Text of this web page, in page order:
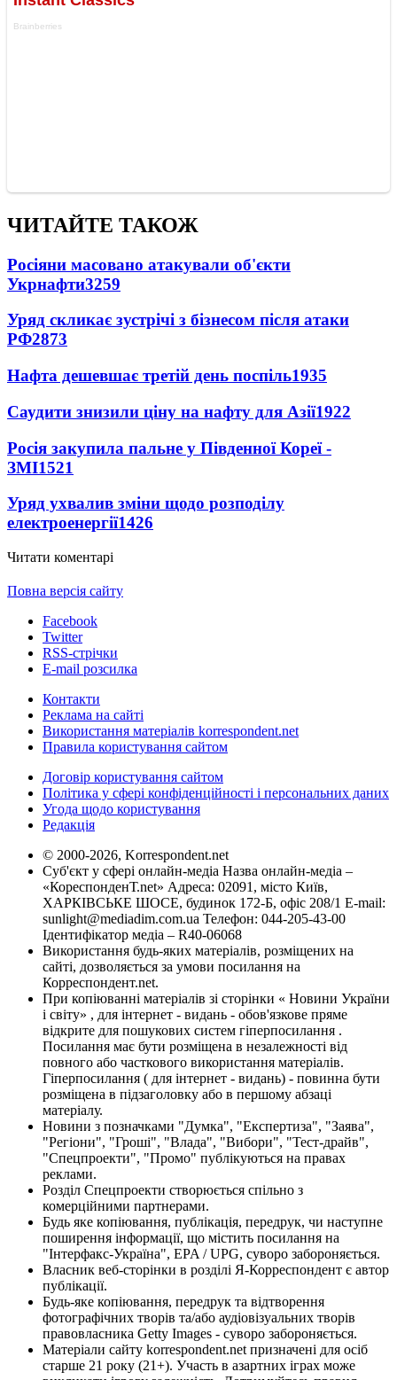
ЧИТАЙТЕ ТАКОЖ
Росіяни масовано атакували об'єкти
Укрнафти3259
Уряд скликає зустрічі з бізнесом після атаки
РФ2873
Нафта дешевшає третій день поспіль1935
Саудити знизили ціну на нафту для Азії1922
Росія закупила пальне у Південної Кореї -
ЗМІ1521
Уряд ухвалив зміни щодо розподілу
електроенергії1426
Читати коментарі
Повна версія сайту
Facebook
Twitter
RSS-стрічки
E-mail розсилка
Контакти
Реклама на сайті
Використання матеріалів korrespondent.net
Правила користування сайтом
Договір користування сайтом
Політика у сфері конфіденційності і персональних даних
Угода щодо користування
Редакція
© 2000-2026, Korrespondent.net
Суб'єкт у сфері онлайн-медіа Назва онлайн-медіа –
«КореспонденТ.net» Адреса: 02091, місто Київ,
ХАРКІВСЬКЕ ШОСЕ, будинок 172-Б, офіс 208/1 E-mail:
sunlight@mediadim.com.ua Телефон: 044-205-43-00
Ідентифікатор медіа – R40-06068
Використання будь-яких матеріалів, розміщених на
сайті, дозволяється за умови посилання на
Корреспондент.net.
При копіюванні матеріалів зі сторінки « Новини України
і світу» , для інтернет - видань - обов'язкове пряме
відкрите для пошукових систем гіперпосилання .
Посилання має бути розміщена в незалежності від
повного або часткового використання матеріалів.
Гіперпосилання ( для інтернет - видань) - повинна бути
розміщена в підзаголовку або в першому абзаці
матеріалу.
Новини з позначками "Думка", "Експертиза", "Заява",
"Регіони", "Гроші", "Влада", "Вибори", "Тест-драйв",
"Спецпроекти", "Промо" публікуються на правах
реклами.
Розділ Спецпроекти створюється спільно з
комерційними партнерами.
Будь яке копіювання, публікація, передрук, чи наступне
поширення інформації, що містить посилання на
"Інтерфакс-Україна", EPA / UPG, суворо забороняється.
Власник веб-сторінки в розділі Я-Корреспондент є автор
публікації.
Будь-яке копіювання, передрук та відтворення
фотографічних творів та/або аудіовізуальних творів
правовласника Getty Images - суворо забороняється.
Матеріали сайту korrespondent.net призначені для осіб
старше 21 року (21+). Участь в азартних іграх може